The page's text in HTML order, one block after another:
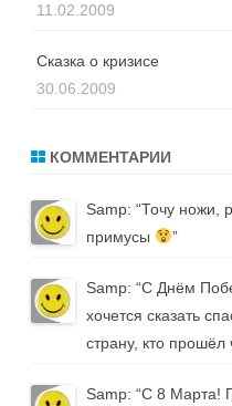
11.02.2009
Сказка о кризисе
30.06.2009
КОММЕНТАРИИ
Samp: “Точу ножи,
примусы
”
Samp: “С Днём
хочется сказать
страну, кто
Samp: “С 8 Марта!